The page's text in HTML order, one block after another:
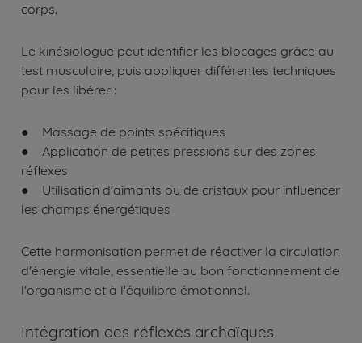
corps.
Le kinésiologue peut identifier les blocages grâce au
test musculaire, puis appliquer différentes techniques
pour les libérer :
● Massage de points spécifiques
● Application de petites pressions sur des zones
réflexes
● Utilisation d'aimants ou de cristaux pour influencer
les champs énergétiques
Cette harmonisation permet de réactiver la circulation
d'énergie vitale, essentielle au bon fonctionnement de
l'organisme et à l'équilibre émotionnel.
Intégration des réflexes archaïques